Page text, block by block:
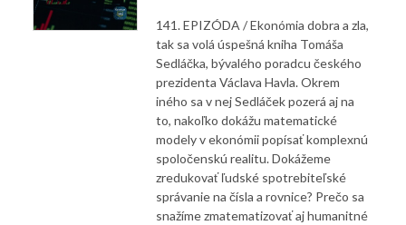
141. EPIZÓDA / Ekonómia dobra a zla,
tak sa volá úspešná kniha Tomáša
Sedláčka, bývalého poradcu českého
prezidenta Václava Havla. Okrem
iného sa v nej Sedláček pozerá aj na
to, nakoľko dokážu matematické
modely v ekonómii popísať komplexnú
spoločenskú realitu. Dokážeme
zredukovať ľudské spotrebiteľské
správanie na čísla a rovnice? Prečo sa
snažíme zmatematizovať aj humanitné